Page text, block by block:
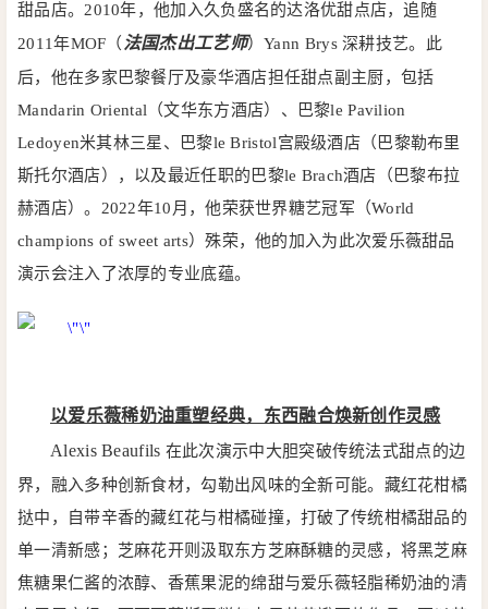
甜品店。2010年，他加入久负盛名的达洛优甜点店，追随
2011年MOF（ 法国杰出工艺师）Yann Brys 深耕技艺。此
后，他在多家巴黎餐厅及豪华酒店担任甜点副主厨，包括
Mandarin Oriental（文华东方酒店）、巴黎le Pavilion
Ledoyen米其林三星、巴黎le Bristol宫殿级酒店（巴黎勒布里
斯托尔酒店），以及最近任职的巴黎le Brach酒店（巴黎布拉
赫酒店）。2022年10月，他荣获世界糖艺冠军（World
champions of sweet arts）殊荣，他的加入为此次爱乐薇甜品
演示会注入了浓厚的专业底蕴。
以爱乐薇稀奶油重塑经典，东西融合焕新创作灵感
Alexis Beaufils 在此次演示中大胆突破传统法式甜点的边
界，融入多种创新食材，勾勒出风味的全新可能。藏红花柑橘
挞中，自带辛香的藏红花与柑橘碰撞，打破了传统柑橘甜品的
单一清新感；芝麻花开则汲取东方芝麻酥糖的灵感，将黑芝麻
焦糖果仁酱的浓醇、香蕉果泥的绵甜与爱乐薇轻脂稀奶油的清